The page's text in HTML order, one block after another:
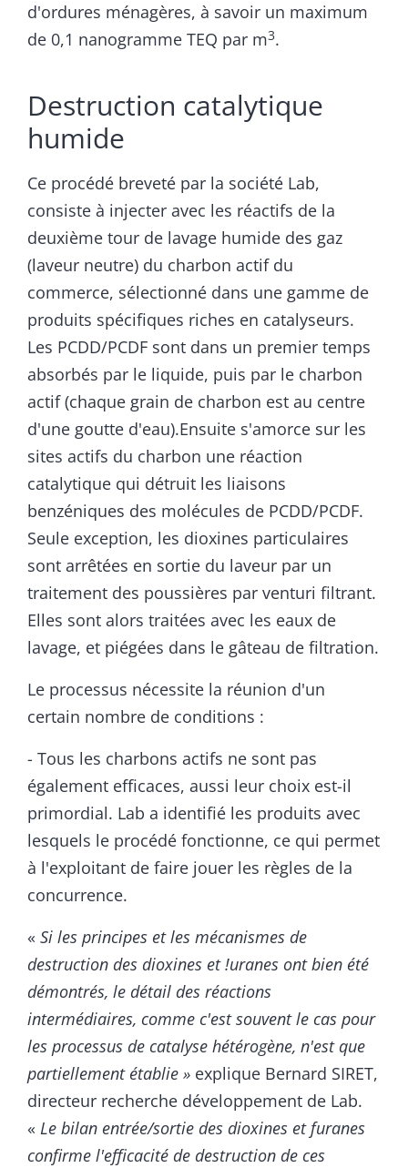
d'ordures ménagères, à savoir un maximum
de 0,1 nanogramme TEQ par m3.
Destruction catalytique
humide
Ce procédé breveté par la société Lab,
consiste à injecter avec les réactifs de la
deuxième tour de lavage humide des gaz
(laveur neutre) du charbon actif du
commerce, sélectionné dans une gamme de
produits spécifiques riches en catalyseurs.
Les PCDD/PCDF sont dans un premier temps
absorbés par le liquide, puis par le charbon
actif (chaque grain de charbon est au centre
d'une goutte d'eau).Ensuite s'amorce sur les
sites actifs du charbon une réaction
catalytique qui détruit les liaisons
benzéniques des molécules de PCDD/PCDF.
Seule exception, les dioxines particulaires
sont arrêtées en sortie du laveur par un
traitement des poussières par venturi filtrant.
Elles sont alors traitées avec les eaux de
lavage, et piégées dans le gâteau de filtration.
Le processus nécessite la réunion d'un
certain nombre de conditions :
- Tous les charbons actifs ne sont pas
également efficaces, aussi leur choix est-il
primordial. Lab a identifié les produits avec
lesquels le procédé fonctionne, ce qui permet
à l'exploitant de faire jouer les règles de la
concurrence.
« Si les principes et les mécanismes de
destruction des dioxines et !uranes ont bien été
démontrés, le détail des réactions
intermédiaires, comme c'est souvent le cas pour
les processus de catalyse hétérogène, n'est que
partiellement établie » explique Bernard SIRET,
directeur recherche développement de Lab.
« Le bilan entrée/sortie des dioxines et furanes
confirme l'efficacité de destruction de ces